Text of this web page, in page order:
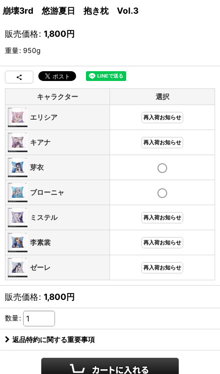
崩壊3rd 悠游夏日 抱き枕 Vol.3
販売価格: 1,800円
重量: 950g
キャラクター 選択
エリシア 再入荷お知らせ
キアナ 再入荷お知らせ
芽衣
ブローニャ
ミステル 再入荷お知らせ
李素裳 再入荷お知らせ
ゼーレ 再入荷お知らせ
販売価格: 1,800円
数量:
返品特約に関する重要事項